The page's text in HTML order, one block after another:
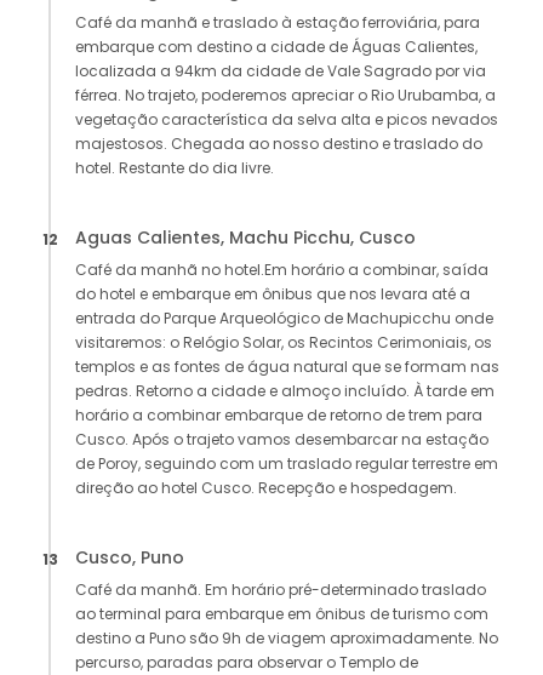
Café da manhã e traslado à estação ferroviária, para
embarque com destino a cidade de Águas Calientes,
localizada a 94km da cidade de Vale Sagrado por via
férrea. No trajeto, poderemos apreciar o Rio Urubamba, a
vegetação característica da selva alta e picos nevados
majestosos. Chegada ao nosso destino e traslado do
hotel. Restante do dia livre.
12 Aguas Calientes, Machu Picchu, Cusco
Café da manhã no hotel.Em horário a combinar, saída
do hotel e embarque em ônibus que nos levara até a
entrada do Parque Arqueológico de Machupicchu onde
visitaremos: o Relógio Solar, os Recintos Cerimoniais, os
templos e as fontes de água natural que se formam nas
pedras. Retorno a cidade e almoço incluído. À tarde em
horário a combinar embarque de retorno de trem para
Cusco. Após o trajeto vamos desembarcar na estação
de Poroy, seguindo com um traslado regular terrestre em
direção ao hotel Cusco. Recepção e hospedagem.
13 Cusco, Puno
Café da manhã. Em horário pré-determinado traslado
ao terminal para embarque em ônibus de turismo com
destino a Puno são 9h de viagem aproximadamente. No
percurso, paradas para observar o Templo de